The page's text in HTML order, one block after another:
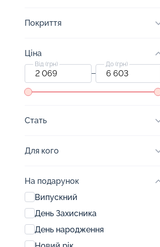
Покриття
Ціна
Від (грн) До (грн)
Стать
Для кого
На подарунок
Випускний
День Захисника
День народження